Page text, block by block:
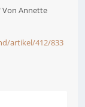
Von Annette
artikel/412/833